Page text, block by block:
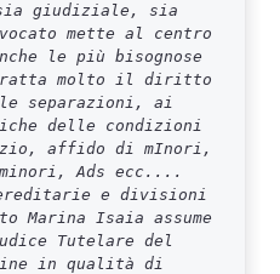
giudiziale, sia
mette al centro
le più bisognose
tratta molto il diritto
separazioni, ai
delle condizioni
affido di mInori,
Ads ecc....
ereditarie e divisioni
Marina Isaia assume
Tutelare del
in qualità di